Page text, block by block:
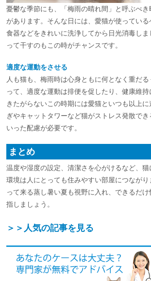
憂鬱な季節にも、「梅雨の晴れ間」と呼ぶべき
があります。そんな日には、愛猫が使っている
食器などをきれいに洗浄してから日光消毒し
って干すのもこの時がチャンスです。
適度な運動をさせる
人も猫も、梅雨時は心身ともに何となく重だ
って、適度な運動は排便を促したり、健康維
きたがらないこの時期には愛猫といつも以上に
ぎやキャットタワーなど猫がストレス発散でき
いった配慮が必要です。
まとめ
温度や湿度の設定、清潔さを心がけるなど、
環境は人にとっても住みやすい部屋につなが
って来る蒸し暑い夏も視野に入れ、できるだ
指しましょう。
＞＞人気の記事を見る